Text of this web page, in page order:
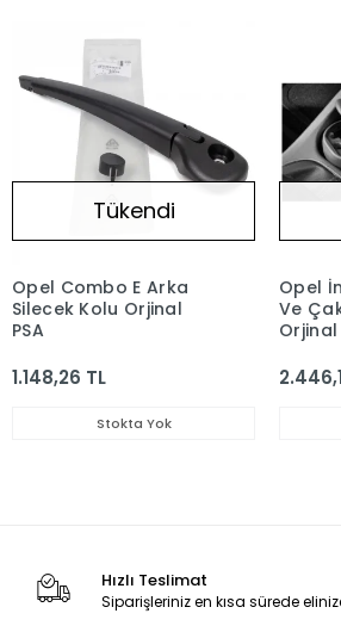
Tükendi
Opel Combo E Arka
Silecek Kolu Orjinal
PSA
1.148,26 TL
Stokta Yok
Opel
Ve
Orjinal
Hızlı Teslimat
Siparişleriniz en kısa sürede